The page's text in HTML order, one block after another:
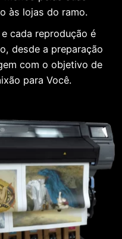
às lojas do ramo.
cada reprodução é
desde a preparação
com o objetivo de
para Você.